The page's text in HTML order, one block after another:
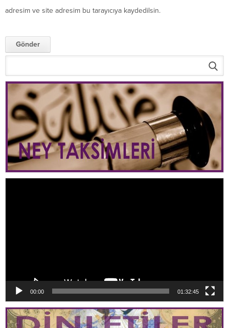
adresim ve site adresim bu tarayıcıya kaydedilsin.
00:00 01:32:45